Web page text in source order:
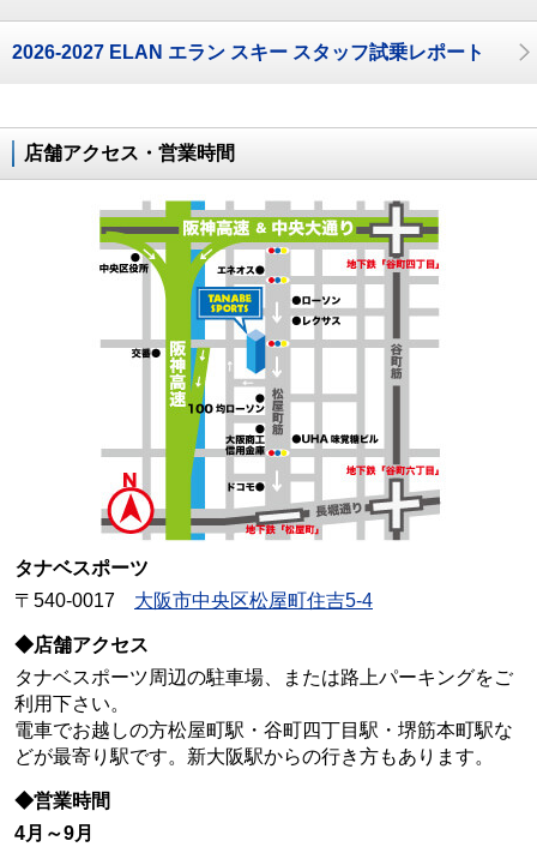
2026-2027 ELAN エラン スキー スタッフ試乗レポート
店舗アクセス・営業時間
タナベスポーツ
〒540-0017 大阪市中央区松屋町住吉5-4
◆店舗アクセス
タナベスポーツ周辺の駐車場、または路上パーキングをご
利用下さい。
電車でお越しの方松屋町駅・谷町四丁目駅・堺筋本町駅な
どが最寄り駅です。新大阪駅からの行き方もあります。
◆営業時間
4月～9月